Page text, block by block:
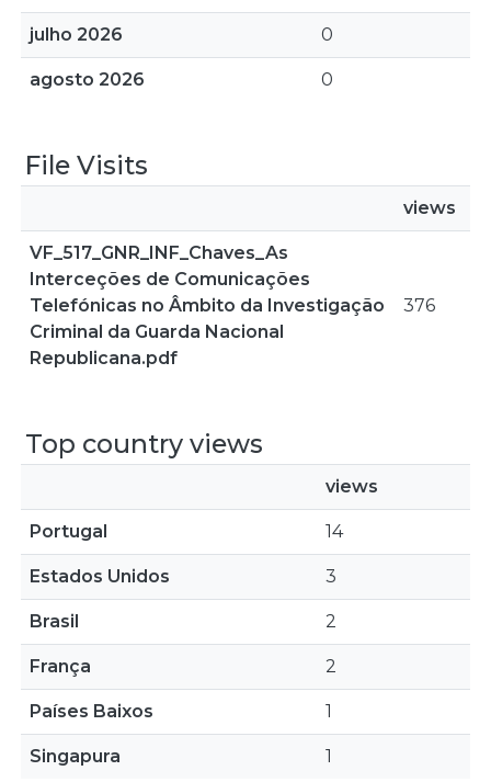
julho 2026 0
agosto 2026 0
File Visits
views
VF_517_GNR_INF_Chaves_As
Interceções de Comunicações
Telefónicas no Âmbito da Investigação
Criminal da Guarda Nacional
Republicana.pdf
376
Top country views
views
Portugal 14
Estados Unidos 3
Brasil 2
França 2
Países Baixos 1
Singapura 1